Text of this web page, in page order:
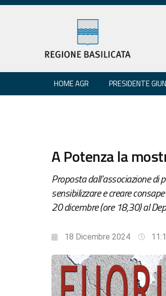
HOME AGR PRESIDENTE
A Potenza la
Proposta dall’associazione di
sensibilizzare e creare
20 dicembre (ore 18,30) al
18 Dicembre 2024